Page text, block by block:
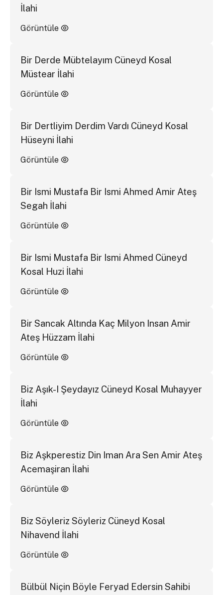
İlahi
Görüntüle
Bir Derde Mübtelayım Cüneyd Kosal
Müstear İlahi
Görüntüle
Bir Dertliyim Derdim Vardı Cüneyd Kosal
Hüseyni İlahi
Görüntüle
Bir Ismi Mustafa Bir Ismi Ahmed Amir Ateş
Segah İlahi
Görüntüle
Bir Ismi Mustafa Bir Ismi Ahmed Cüneyd
Kosal Huzi İlahi
Görüntüle
Bir Sancak Altında Kaç Milyon Insan Amir
Ateş Hüzzam İlahi
Görüntüle
Biz Aşık-I Şeydayız Cüneyd Kosal Muhayyer
İlahi
Görüntüle
Biz Aşkperestiz Din Iman Ara Sen Amir Ateş
Acemaşiran İlahi
Görüntüle
Biz Söyleriz Söyleriz Cüneyd Kosal
Nihavend İlahi
Görüntüle
Bülbül Niçin Böyle Feryad Edersin Sahibi